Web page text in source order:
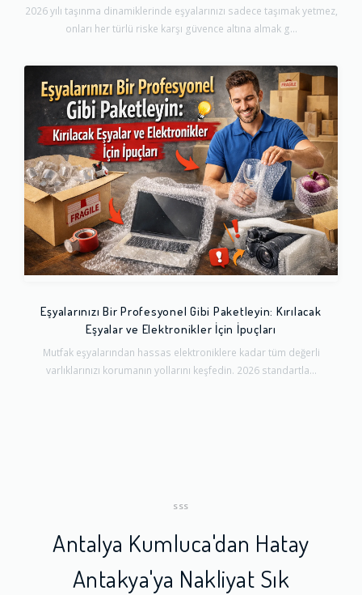
2026 yılı taşınma dinamiklerinde eşyalarınızı sadece taşımak yetmez,
onları her türlü riske karşı güvence altına almak g...
Eşyalarınızı Bir Profesyonel Gibi Paketleyin: Kırılacak
Eşyalar ve Elektronikler İçin İpuçları
Mutfak eşyalarından hassas elektroniklere kadar tüm değerli
varlıklarınızı korumanın yollarını keşfedin. 2026 standartla...
SSS
Antalya Kumluca'dan Hatay
Antakya'ya Nakliyat Sık